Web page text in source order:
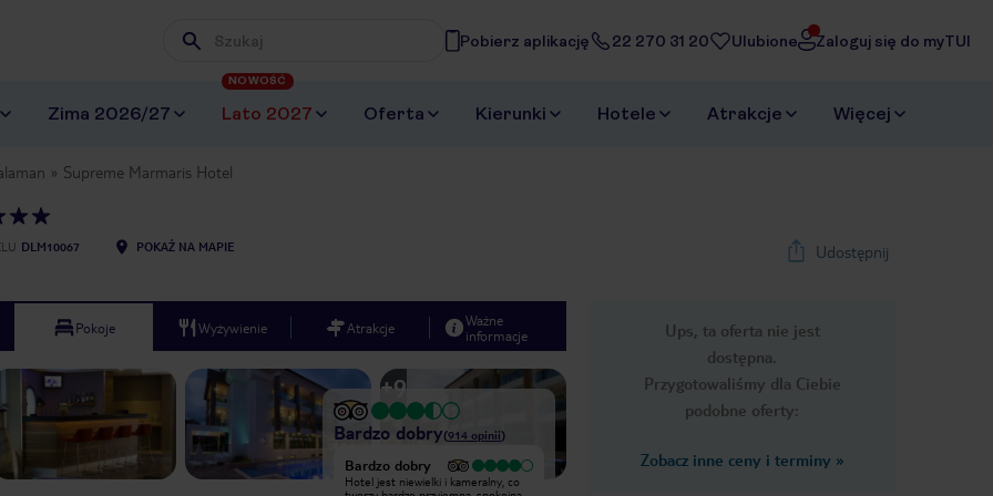
Wpisz frazę, której szukasz
Pobierz aplikację 22 270 31 20 Ulubione Zaloguj się do myTUI
Zima 2026/27 Lato 2027
NOWOŚĆ
Oferta Kierunki Hotele Atrakcje Więcej
Supreme Marmaris Hotel
DLM10067 POKAŻ NA MAPIE Udostępnij
Ups, ta oferta nie jest
dostępna.
Przygotowaliśmy dla Ciebie
podobne oferty:
Zobacz inne ceny i terminy »
Pokoje Wyżywienie Atrakcje
Ważne
informacje
Next slide
1/15
+9
Bardzo dobry(914 opinii)
Wyjątkowy
Spędziłem w Marmaris Supreme
Bardzo dobry
Hotel jest niewielki i kameralny, co